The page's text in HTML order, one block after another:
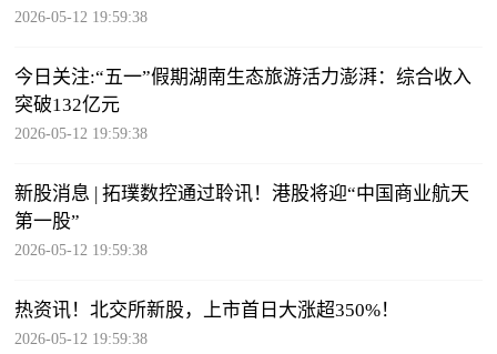
2026-05-12 19:59:38
今日关注:“五一”假期湖南生态旅游活力澎湃：综合收入
突破132亿元
2026-05-12 19:59:38
新股消息 | 拓璞数控通过聆讯！港股将迎“中国商业航天
第一股”
2026-05-12 19:59:38
热资讯！北交所新股，上市首日大涨超350%！
2026-05-12 19:59:38